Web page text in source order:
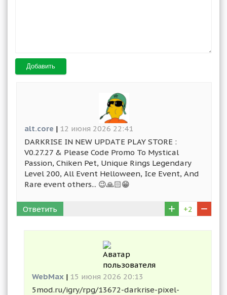
Добавить
alt.core | 12 июня 2026 22:41
DARKRISE IN NEW UPDATE PLAY STORE :
V0.27.27 & Please Code Promo To Mystical
Passion, Chiken Pet, Unique Rings Legendary
Level 200, All Event Helloween, Ice Event, And
Rare event others... 😉🙏🏻😁
Ответить +2
WebMax | 15 июня 2026 20:13
5mod.ru/igry/rpg/13672-darkrise-pixel-